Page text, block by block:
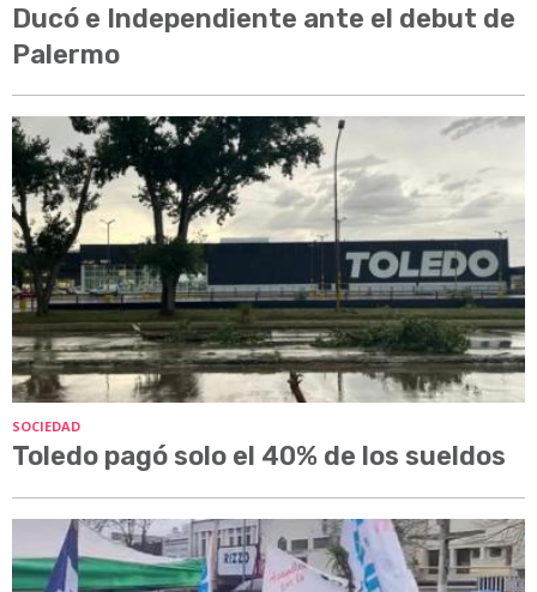
Ducó e Independiente ante el debut de
Palermo
SOCIEDAD
Toledo pagó solo el 40% de los sueldos